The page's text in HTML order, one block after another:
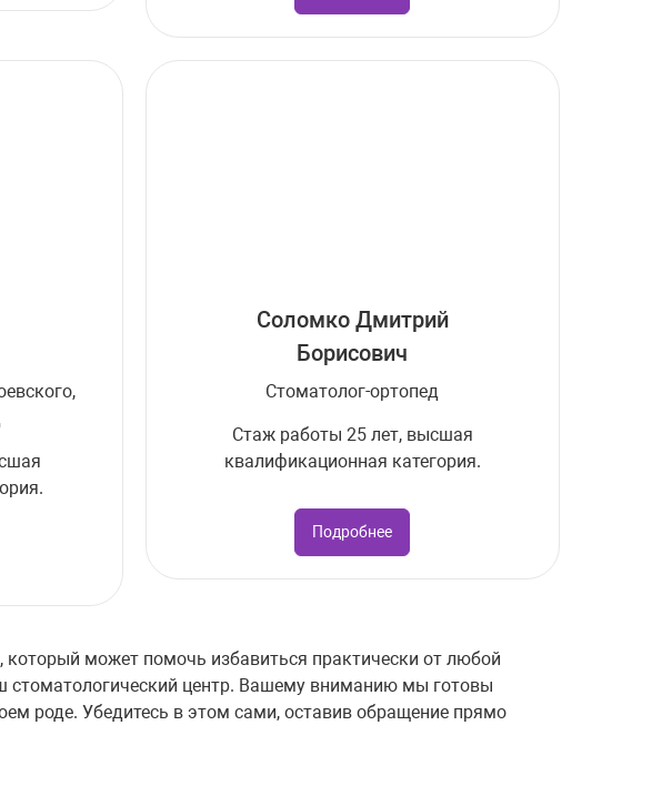
Соломко Дмитрий
Борисович
Стоматолог-ортопед
Стаж работы 25 лет, высшая
квалификационная категория.
Подробнее
который может помочь избавиться практически от любой
центр. Вашему вниманию мы готовы
роде. Убедитесь в этом сами, оставив обращение прямо